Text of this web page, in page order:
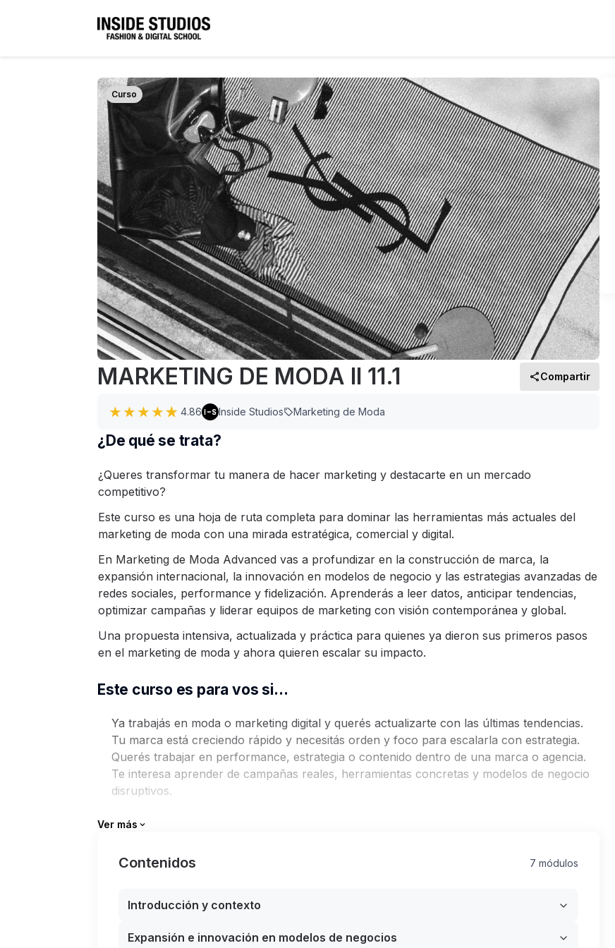
Curso
MARKETING DE MODA II 11.1 Compartir
4.86 Inside Studios Marketing de Moda
¿De qué se trata?
¿Queres transformar tu manera de hacer marketing y destacarte en un mercado
competitivo?
Este curso es una hoja de ruta completa para dominar las herramientas más actuales del
marketing de moda con una mirada estratégica, comercial y digital.
En Marketing de Moda Advanced vas a profundizar en la construcción de marca, la
expansión internacional, la innovación en modelos de negocio y las estrategias avanzadas de
redes sociales, performance y fidelización. Aprenderás a leer datos, anticipar tendencias,
optimizar campañas y liderar equipos de marketing con visión contemporánea y global.
Una propuesta intensiva, actualizada y práctica para quienes ya dieron sus primeros pasos
en el marketing de moda y ahora quieren escalar su impacto.
Este curso es para vos si…
Ya trabajás en moda o marketing digital y querés actualizarte con las últimas tendencias.
Tu marca está creciendo rápido y necesitás orden y foco para escalarla con estrategia.
Querés trabajar en performance, estrategia o contenido dentro de una marca o agencia.
Te interesa aprender de campañas reales, herramientas concretas y modelos de negocio
disruptivos.
Imaginate…
Liderar una campaña global desde la estrategia hasta la ejecución.
Que tus ideas y estrategias se traduzcan en ventas.
Ver más
Contenidos 7 módulos
Introducción y contexto
Expansión e innovación en modelos de negocios